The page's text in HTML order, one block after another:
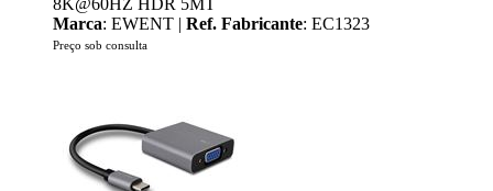
8K@60HZ HDR 5MT
Marca: EWENT | Ref. Fabricante: EC1323
Preço sob consulta